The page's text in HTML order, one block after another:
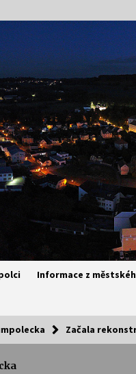
Informace z
Začala